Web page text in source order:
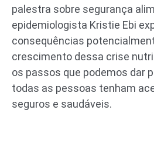
palestra sobre segurança
epidemiologista Kristie Ebi
consequências
crescimento dessa crise
os passos que podemos dar
todas as pessoas tenham
seguros e saudáveis.